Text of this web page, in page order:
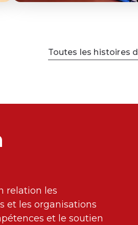
Toutes les histoires
relation les
et les organisations
et le soutien